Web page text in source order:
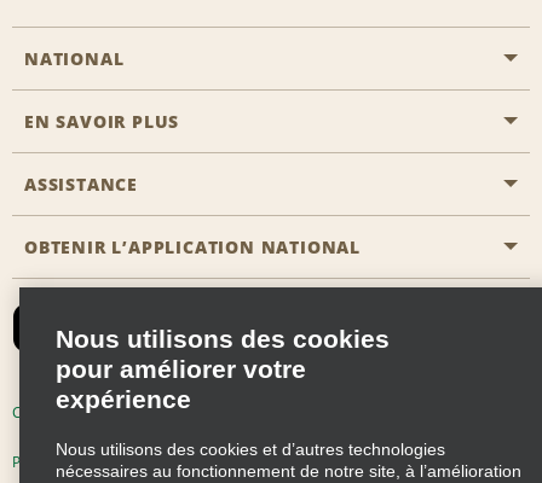
NATIONAL
Passer une réservation
Solutions pour les professionnels
EN SAVOIR PLUS
Carrière
ASSISTANCE
Accessibilité
Recevoir des offres par email
OBTENIR L’APPLICATION NATIONAL
Conditions d’utilisation
Politique d’utilisation des cookies
Nous utilisons des cookies
pour améliorer votre
expérience
Nous utilisons des cookies et d’autres technologies
nécessaires au fonctionnement de notre site, à l’amélioration